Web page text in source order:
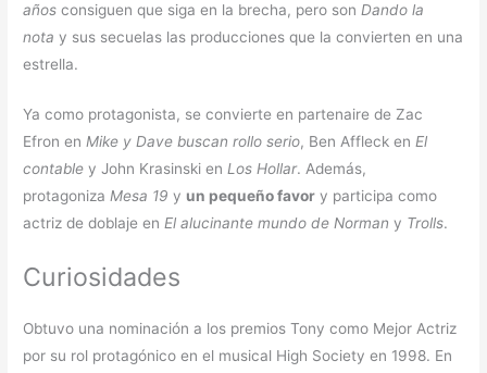
años consiguen que siga en la brecha, pero son Dando la
nota y sus secuelas las producciones que la convierten en una
estrella.
Ya como protagonista, se convierte en partenaire de Zac
Efron enMike y Dave buscan rollo serio, Ben Affleck enEl
contable y John Krasinski enLos Hollar. Además,
protagonizaMesa 19 y un pequeño favor y participa como
actriz de doblaje enEl alucinante mundo de Norman y Trolls.
Curiosidades
Obtuvo una nominación a los premios Tony como Mejor Actriz
por su rol protagónico en el musical High Society en 1998. En